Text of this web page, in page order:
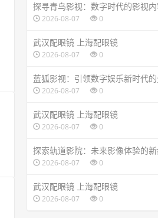
探寻青鸟影视：数字时代的影视内
2026-08-07 0
武汉配眼镜 上海配眼镜
2026-08-07 0
蓝狐影视：引领数字娱乐新时代
2026-08-07 0
武汉配眼镜 上海配眼镜
2026-08-07 0
探索轨道影院：未来影像体验的
2026-08-07 0
武汉配眼镜 上海配眼镜
2026-08-07 0